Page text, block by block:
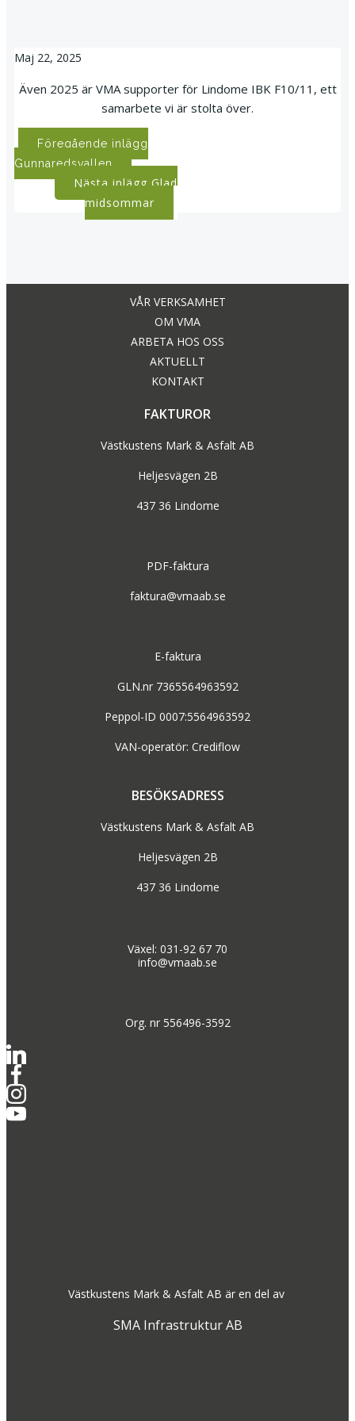
Maj 22, 2025
Även 2025 är VMA supporter för Lindome IBK F10/11, ett
samarbete vi är stolta över.
Post
navigation
Föregående inlägg
Gunnaredsvallen
Post
navigation
Nästa inlägg Glad
midsommar
VÅR VERKSAMHET
OM VMA
ARBETA HOS OSS
AKTUELLT
KONTAKT
FAKTUROR
Västkustens Mark & Asfalt AB
Heljesvägen 2B
437 36 Lindome
PDF-faktura
faktura@vmaab.se
E-faktura
GLN.nr 7365564963592
Peppol-ID 0007:5564963592
VAN-operatör: Crediflow
BESÖKSADRESS
Västkustens Mark & Asfalt AB
Heljesvägen 2B
437 36 Lindome
Växel: 031-92 67 70
info@vmaab.se
Org. nr 556496-3592
Västkustens Mark & Asfalt AB är en del av
SMA Infrastruktur AB